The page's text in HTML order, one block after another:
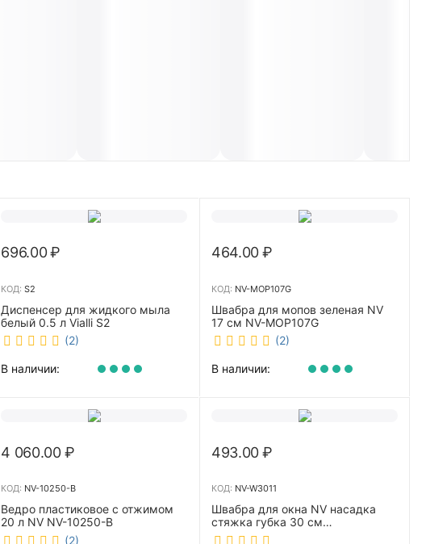
696.00₽
КОД: S2
Диспенсер для жидкого мыла
белый 0.5 л Vialli S2
(2)
В наличии:
464.00₽
КОД: NV-MOP107G
Швабра для мопов зеленая NV
17 см NV-MOP107G
(2)
В наличии:
4 060.00 ₽
КОД: NV-10250-B
Ведро пластиковое с отжимом
20 л NV NV-10250-B
(2)
493.00₽
КОД: NV-W3011
Швабра для окна NV насадка
стяжка губка 30 см
телескопическая рукоятка 70-